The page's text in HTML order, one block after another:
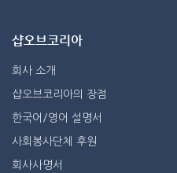
샵오브코리아
회사 소개
샵오브코리아의 장점
한국어/영어 설명서
사회봉사단체 후원
회사사명서